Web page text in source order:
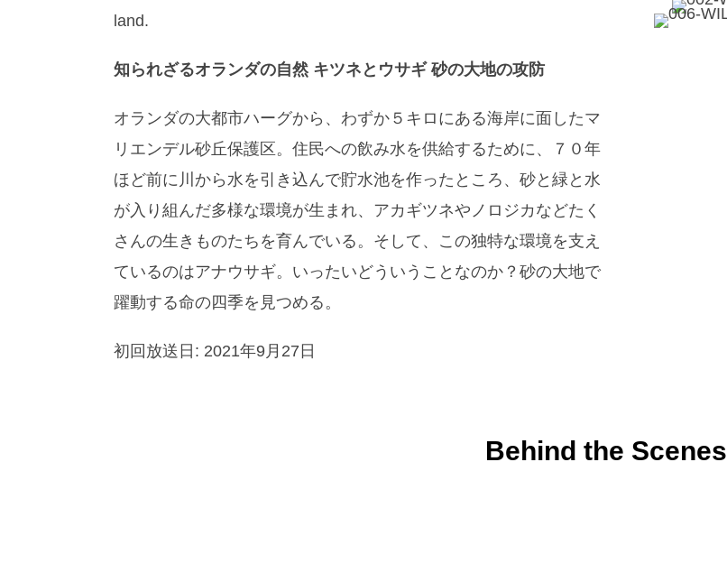
land.
知られざるオランダの自然 キツネとウサギ 砂の大地の攻防
オランダの大都市ハーグから、わずか５キロにある海岸に面したマ
リエンデル砂丘保護区。住民への飲み水を供給するために、７０年
ほど前に川から水を引き込んで貯水池を作ったところ、砂と緑と水
が入り組んだ多様な環境が生まれ、アカギツネやノロジカなどたく
さんの生きものたちを育んでいる。そして、この独特な環境を支え
ているのはアナウサギ。いったいどういうことなのか？砂の大地で
躍動する命の四季を見つめる。
初回放送日: 2021年9月27日
Behind the Scenes